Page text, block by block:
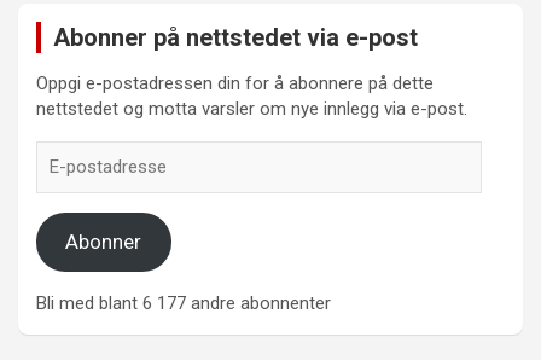
Abonner på nettstedet via e-post
Oppgi e-postadressen din for å abonnere på dette
nettstedet og motta varsler om nye innlegg via e-post.
postadresse
Abonner
Bli med blant 6 177 andre abonnenter